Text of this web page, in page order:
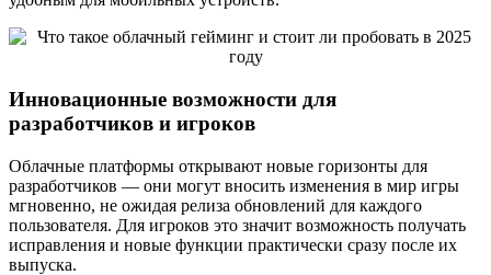
Инновационные возможности для
разработчиков и игроков
Облачные платформы открывают новые горизонты для
разработчиков — они могут вносить изменения в мир игры
мгновенно, не ожидая релиза обновлений для каждого
пользователя. Для игроков это значит возможность получать
исправления и новые функции практически сразу после их
выпуска.